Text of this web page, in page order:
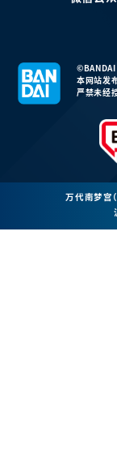
©BANDAI
本网站发
严禁未经
万代南梦宫